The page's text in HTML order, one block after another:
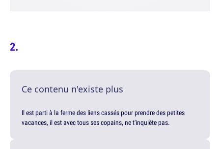
Ce contenu n'existe plus
Il est parti à la ferme des liens cassés pour prendre des petites
vacances, il est avec tous ses copains, ne t'inquiète pas.